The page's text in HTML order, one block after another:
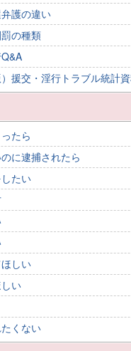
護の違い
の種類
）援交・淫行トラブル統計
たら
に逮捕されたら
たい
しい
い
くない